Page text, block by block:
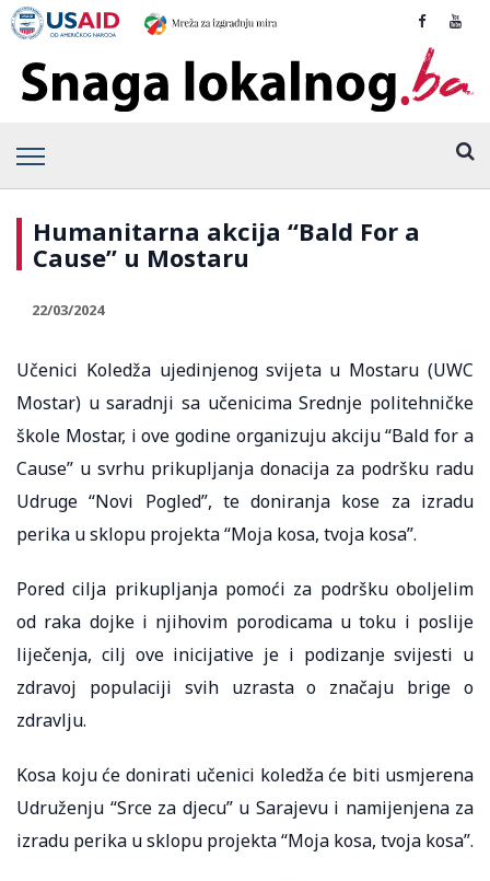
Humanitarna akcija “Bald For a
Cause” u Mostaru
22/03/2024
Učenici Koledža ujedinjenog svijeta u Mostaru (UWC
Mostar) u saradnji sa učenicima Srednje politehničke
škole Mostar, i ove godine organizuju akciju “Bald for a
Cause” u svrhu prikupljanja donacija za podršku radu
Udruge “Novi Pogled”, te doniranja kose za izradu
perika u sklopu projekta “Moja kosa, tvoja kosa”.
Pored cilja prikupljanja pomoći za podršku oboljelim
od raka dojke i njihovim porodicama u toku i poslije
liječenja, cilj ove inicijative je i podizanje svijesti u
zdravoj populaciji svih uzrasta o značaju brige o
zdravlju.
Kosa koju će donirati učenici koledža će biti usmjerena
Udruženju “Srce za djecu” u Sarajevu i namijenjena za
izradu perika u sklopu projekta “Moja kosa, tvoja kosa”.